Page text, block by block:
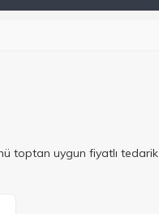
toptan uygun fiyatlı tedarik